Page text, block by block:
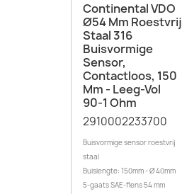
Continental VDO
Ø54 Mm Roestvrij
Staal 316
Buisvormige
Sensor,
Contactloos, 150
Mm - Leeg-Vol
90-1 Ohm
2910002233700
Buisvormige sensor roestvrij
staal
Buislengte: 150mm - Ø 40mm
5-gaats SAE-flens 54 mm